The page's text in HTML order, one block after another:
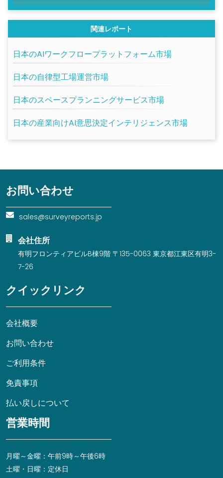
関連レポート
日本のAIワークフロープラットフォーム市場
日本の自律型工場運営市場
日本のスペースプランニングサービス市場
日本の産業向けAI意思決定インテリジェンス市場
お問い合わせ
sales@surveyreports.jp
会社住所
有明フロンティアビルB棟9階 〒135-0063 東京都江東区有明3-
7-26
クイックリンク
会社概要
お問い合わせ
ご利用条件
免責事項
払い戻しについて
営業時間
月曜～金曜：午前9時～午後6時
土曜・日曜：定休日